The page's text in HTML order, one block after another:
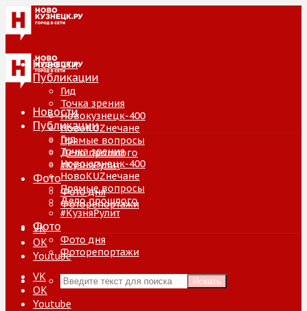
Новости
Публикации
Гид
Точка зрения
Новокузнецк-400
НовоKUZнечане
Прямые вопросы
Дело прошлого
#КузняРулит
Фото
Фото дня
Фоторепортажи
VK
ОК
Youtube
Искать
Новости
Публикации
Гид
Точка зрения
Новокузнецк-400
НовоKUZнечане
Прямые вопросы
Дело прошлого
#КузняРулит
Фото
Фото дня
Фоторепортажи
VK
ОК
Youtube